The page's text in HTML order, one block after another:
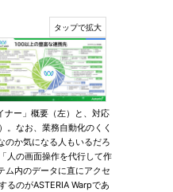
ナー」概要（左）と、対応
。なお、業務自動化のくく
のか気になる人もいるだろ
人の画面操作を代行して作
ム内のデータに直にアクセ
るのがASTERIA Warpであ